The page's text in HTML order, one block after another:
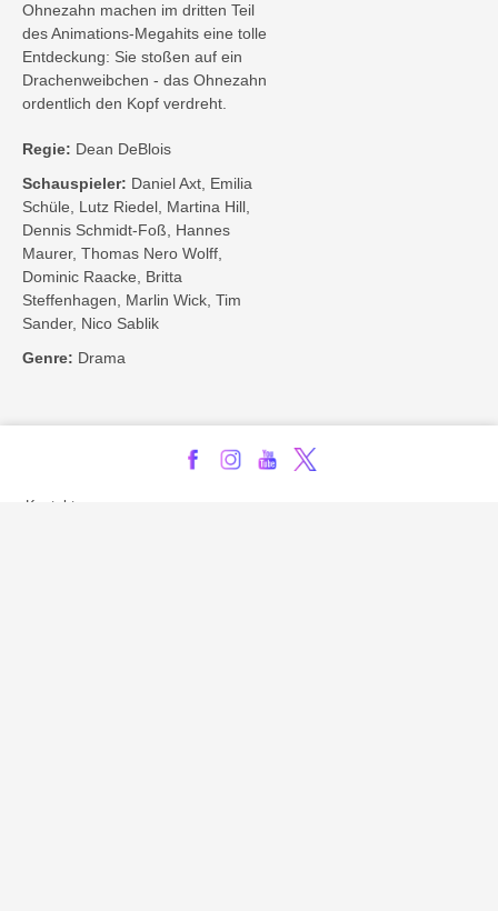
Ohnezahn machen im dritten Teil
des Animations-Megahits eine tolle
Entdeckung: Sie stoßen auf ein
Drachenweibchen - das Ohnezahn
ordentlich den Kopf verdreht.
Regie: Dean DeBlois
Schauspieler: Daniel Axt, Emilia
Schüle, Lutz Riedel, Martina Hill,
Dennis Schmidt-Foß, Hannes
Maurer, Thomas Nero Wolff,
Dominic Raacke, Britta
Steffenhagen, Marlin Wick, Tim
Sander, Nico Sablik
Genre: Drama
Kontakt